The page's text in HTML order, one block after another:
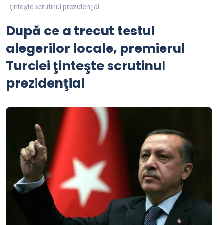
ţinteşte scrutinul prezidenţial
După ce a trecut testul
alegerilor locale, premierul
Turciei ţinteşte scrutinul
prezidenţial